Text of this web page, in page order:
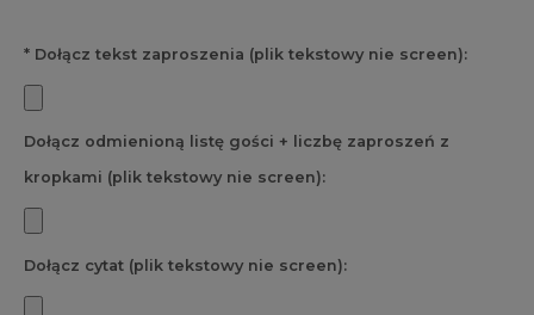
* Dołącz tekst zaproszenia (plik tekstowy nie screen):
Dołącz odmienioną listę gości + liczbę zaproszeń z
kropkami (plik tekstowy nie screen):
Dołącz cytat (plik tekstowy nie screen):